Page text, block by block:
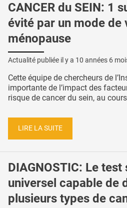
CANCER du SEIN: 1
évité par un mode de
ménopause
Actualité publiée il y a 10 années 6
Cette équipe de chercheurs de
importante de l’impact des
risque de cancer du sein, au
LIRE LA SUITE
DIAGNOSTIC: Le test
universel capable de
plusieurs types de